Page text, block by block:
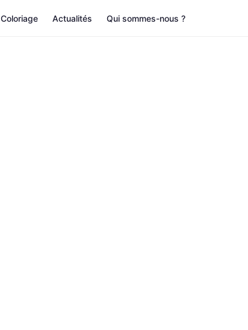
Coloriage Actualités Qui sommes-nous ?